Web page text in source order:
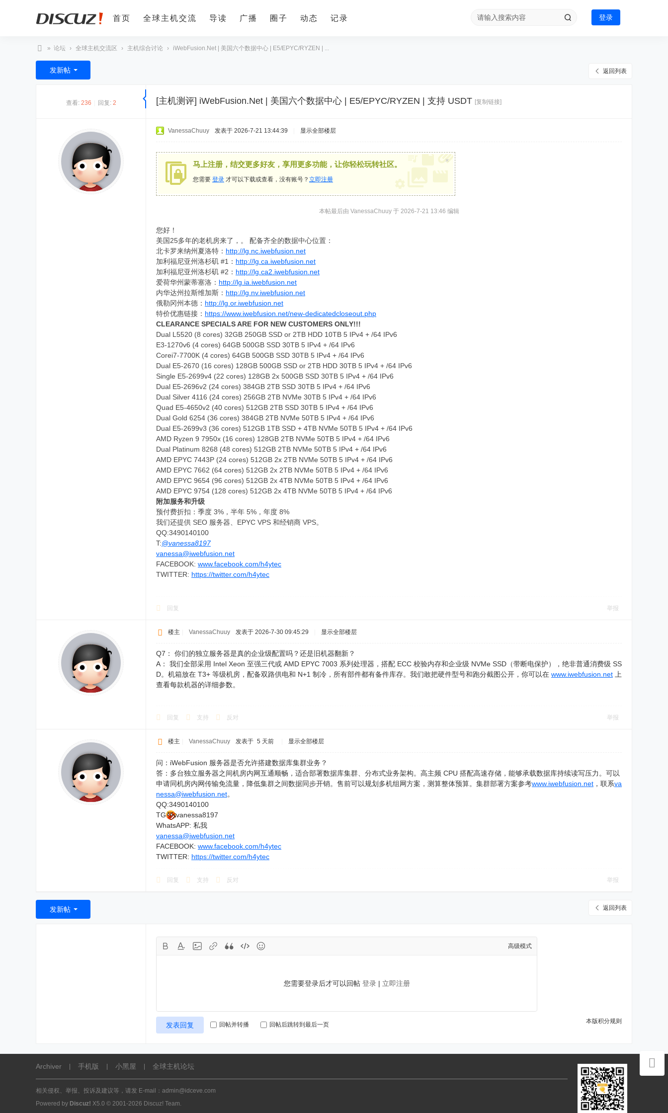
首页 全球主机交流 导读 广播 圈子 动态 记录 登录
全
球
» 论坛 › 全球主机交流区 › 主机综合讨论 › iWebFusion.Net | 美国六个数据中心 | E5/EPYC/RYZEN | ...
返回列表
发新帖
查看: 236 回复: 2 [主机测评] iWebFusion.Net | 美国六个数据中心 | E5/EPYC/RYZEN | 支持 USDT [复制链接]
VanessaChuuy 发表于 2026-7-21 13:44:39 显示全部楼层
马上注册，结交更多好友，享用更多功能，让你轻松玩转社区。
您需要 登录 才可以下载或查看，没有账号？ 立即注册
×
本帖最后由 VanessaChuuy 于 2026-7-21 13:46 编辑
您好！
美国25多年的老机房来了，。 配备齐全的数据中心位置：
北卡罗来纳州夏洛特： http://lg.nc.iwebfusion.net
加利福尼亚州洛杉矶 #1： http://lg.ca.iwebfusion.net
加利福尼亚州洛杉矶 #2： http://lg.ca2.iwebfusion.net
爱荷华州蒙蒂塞洛： http://lg.ia.iwebfusion.net
内华达州拉斯维加斯： http://lg.nv.iwebfusion.net
俄勒冈州本德： http://lg.or.iwebfusion.net
特价优惠链接： https://www.iwebfusion.net/new-dedicatedcloseout.php
CLEARANCE SPECIALS ARE FOR NEW CUSTOMERS ONLY!!!
Dual L5520 (8 cores) 32GB 250GB SSD or 2TB HDD 10TB 5 IPv4 + /64 IPv6
E3-1270v6 (4 cores) 64GB 500GB SSD 30TB 5 IPv4 + /64 IPv6
Corei7-7700K (4 cores) 64GB 500GB SSD 30TB 5 IPv4 + /64 IPv6
Dual E5-2670 (16 cores) 128GB 500GB SSD or 2TB HDD 30TB 5 IPv4 + /64 IPv6
Single E5-2699v4 (22 cores) 128GB 2x 500GB SSD 30TB 5 IPv4 + /64 IPv6
Dual E5-2696v2 (24 cores) 384GB 2TB SSD 30TB 5 IPv4 + /64 IPv6
Dual Silver 4116 (24 cores) 256GB 2TB NVMe 30TB 5 IPv4 + /64 IPv6
Quad E5-4650v2 (40 cores) 512GB 2TB SSD 30TB 5 IPv4 + /64 IPv6
Dual Gold 6254 (36 cores) 384GB 2TB NVMe 50TB 5 IPv4 + /64 IPv6
Dual E5-2699v3 (36 cores) 512GB 1TB SSD + 4TB NVMe 50TB 5 IPv4 + /64 IPv6
AMD Ryzen 9 7950x (16 cores) 128GB 2TB NVMe 50TB 5 IPv4 + /64 IPv6
Dual Platinum 8268 (48 cores) 512GB 2TB NVMe 50TB 5 IPv4 + /64 IPv6
AMD EPYC 7443P (24 cores) 512GB 2x 2TB NVMe 50TB 5 IPv4 + /64 IPv6
AMD EPYC 7662 (64 cores) 512GB 2x 2TB NVMe 50TB 5 IPv4 + /64 IPv6
AMD EPYC 9654 (96 cores) 512GB 2x 4TB NVMe 50TB 5 IPv4 + /64 IPv6
AMD EPYC 9754 (128 cores) 512GB 2x 4TB NVMe 50TB 5 IPv4 + /64 IPv6
附加服务和升级
预付费折扣：季度 3%，半年 5%，年度 8%
我们还提供 SEO 服务器、EPYC VPS 和经销商 VPS。
QQ:3490140100
T:@vanessa8197
vanessa@iwebfusion.net
FACEBOOK: www.facebook.com/h4ytec
TWITTER: https://twitter.com/h4ytec
回复 举报
楼主 VanessaChuuy 发表于 2026-7-30 09:45:29 显示全部楼层
Q7： 你们的独立服务器是真的企业级配置吗？还是旧机器翻新？
A： 我们全部采用 Intel Xeon 至强三代或 AMD EPYC 7003 系列处理器，搭配 ECC 校验内存和企业级 NVMe SSD（带断电保护），绝非普通消费级 SS
D。机箱放在 T3+ 等级机房，配备双路供电和 N+1 制冷，所有部件都有备件库存。我们敢把硬件型号和跑分截图公开，你可以在 www.iwebfusion.net 上
查看每款机器的详细参数。
回复 支持 反对 举报
楼主 VanessaChuuy 发表于 5 天前 显示全部楼层
问：iWebFusion 服务器是否允许搭建数据库集群业务？
答：多台独立服务器之间机房内网互通顺畅，适合部署数据库集群、分布式业务架构。高主频 CPU 搭配高速存储，能够承载数据库持续读写压力。可以
申请同机房内网传输免流量，降低集群之间数据同步开销。售前可以规划多机组网方案，测算整体预算。集群部署方案参考www.iwebfusion.net ，联系va
nessa@iwebfusion.net。
QQ:3490140100
TG
vanessa8197
WhatsAPP: 私我
vanessa@iwebfusion.net
FACEBOOK: www.facebook.com/h4ytec
TWITTER: https://twitter.com/h4ytec
回复 支持 反对 举报
返回列表
发新帖
高级模式
您需要登录后才可以回帖 登录| 立即注册
本版积分规则
发表回复 回帖并转播 回帖后跳转到最后一页
Archiver 手机版 小黑屋 全球主机论坛
相关侵权、举报、投诉及建议等，请发 E-mail：admin@idceve.com
Powered by Discuz! X5.0 © 2001-2026 Discuz! Team.